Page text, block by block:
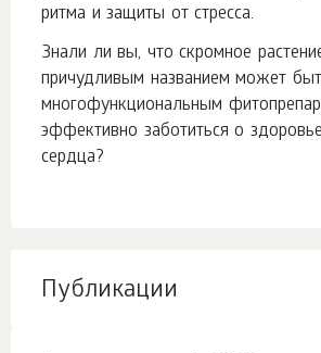
ритма и защиты от стресса.
Знали ли вы, что скромное
причудливым названием может
многофункциональным
эффективно заботиться о
сердца?
Публикации